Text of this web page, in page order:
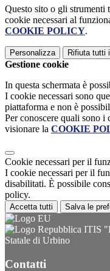
Questo sito o gli strumenti
cookie necessari al
COOKIE POLICY.
Personalizza Rifiuta tutti
Gestione cookie
In questa schermata è
I cookie necessari sono
piattaforma e non è
Per conoscere quali sono i
visionare la COOKIE
Cookie necessari per il
I cookie necessari per il
disabilitati. È possibile
policy.
Accetta tutti Salva le
ITIS
Statale di Urbino
Contatti